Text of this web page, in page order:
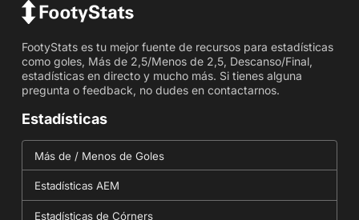
FootyStats es tu mejor fuente de recursos para estadísticas
como goles, Más de 2,5/Menos de 2,5, Descanso/Final,
estadísticas en directo y mucho más. Si tienes alguna
pregunta o feedback, no dudes en contactarnos.
Estadísticas
Más de / Menos de Goles
Estadísticas AEM
Estadísticas de Córners